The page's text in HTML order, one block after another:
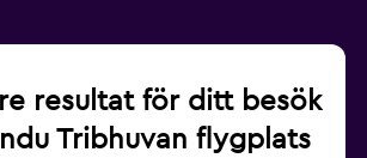
resultat för ditt besök
Tribhuvan flygplats